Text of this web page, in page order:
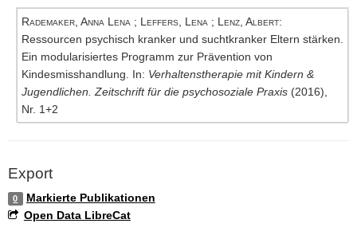
Rademaker, Anna Lena ; Leffers, Lena ; Lenz, Albert:
Ressourcen psychisch kranker und suchtkranker Eltern stärken.
Ein modularisiertes Programm zur Prävention von
Kindesmisshandlung. In: Verhaltenstherapie mit Kindern &
Jugendlichen. Zeitschrift für die psychosoziale Praxis (2016),
Nr. 1+2
Export
0
Markierte Publikationen
Open Data LibreCat